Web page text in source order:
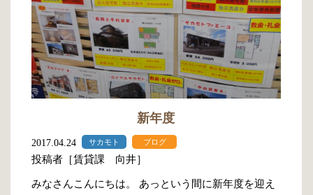
新年度
2017.04.24 サカモト ブログ
投稿者［賃貸課 向井］
みなさんこんにちは。 あっという間に新年度を迎え